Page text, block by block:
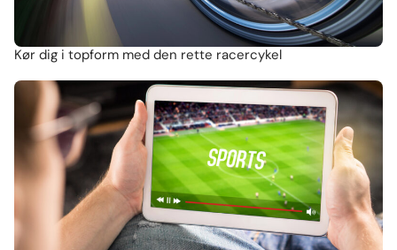
Kør dig i topform med den rette racercykel